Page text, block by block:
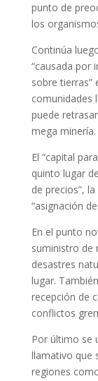
punto de
los
Continúa
“causada por
sobre tierras”
comunidades
puede
mega minería.
El “capital
quinto lugar
de precios”,
“asignación
En el punto
suministro de
desastres
lugar.
recepción de
conflictos
Por último se
llamativo que
regiones